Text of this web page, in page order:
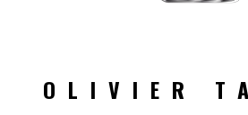
OLIVIER